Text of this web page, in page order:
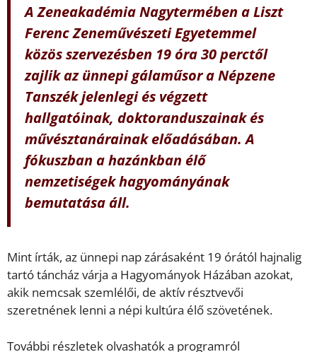
A Zeneakadémia Nagytermében a Liszt
Ferenc Zeneművészeti Egyetemmel
közös szervezésben 19 óra 30 perctől
zajlik az ünnepi gálaműsor a Népzene
Tanszék jelenlegi és végzett
hallgatóinak, doktoranduszainak és
művésztanárainak előadásában. A
fókuszban a hazánkban élő
nemzetiségek hagyományának
bemutatása áll.
Mint írták, az ünnepi nap zárásaként 19 órától hajnalig
tartó táncház várja a Hagyományok Házában azokat,
akik nemcsak szemlélői, de aktív résztvevői
szeretnének lenni a népi kultúra élő szövetének.
További részletek olvashatók a programról